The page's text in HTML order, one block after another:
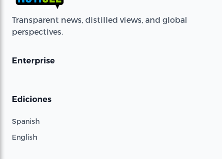
Transparent news, distilled views, and global
perspectives.
Enterprise
Ediciones
Spanish
English